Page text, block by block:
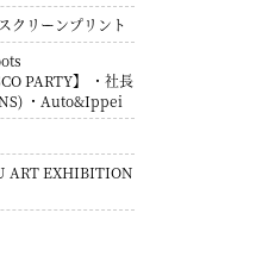
クリーンプリント
PARTY】 ・社長
・Auto&Ippei
ART EXHIBITION